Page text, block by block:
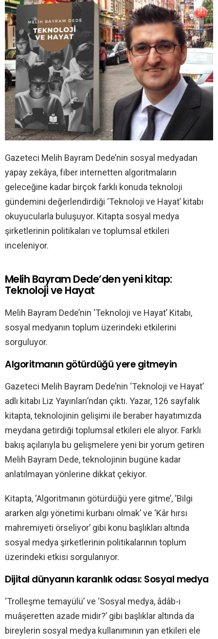
Gazeteci Melih Bayram Dede’nin sosyal medyadan
yapay zekâya, fiber internetten algoritmaların
geleceğine kadar birçok farklı konuda teknoloji
gündemini değerlendirdiği ‘Teknoloji ve Hayat’ kitabı
okuyucularla buluşuyor. Kitapta sosyal medya
şirketlerinin politikaları ve toplumsal etkileri
inceleniyor.
Melih Bayram Dede’den yeni kitap:
Teknoloji ve Hayat
Melih Bayram Dede’nin ‘Teknoloji ve Hayat’ Kitabı,
sosyal medyanın toplum üzerindeki etkilerini
sorguluyor.
Algoritmanın götürdüğü yere gitmeyin
Gazeteci Melih Bayram Dede’nin ‘Teknoloji ve Hayat’
adlı kitabı Liz Yayınları’ndan çıktı. Yazar, 126 sayfalık
kitapta, teknolojinin gelişimi ile beraber hayatımızda
meydana getirdiği toplumsal etkileri ele alıyor. Farklı
bakış açılarıyla bu gelişmelere yeni bir yorum getiren
Melih Bayram Dede, teknolojinin bugüne kadar
anlatılmayan yönlerine dikkat çekiyor.
Kitapta, ‘Algoritmanın götürdüğü yere gitme’, ‘Bilgi
ararken algı yönetimi kurbanı olmak’ ve ‘Kâr hırsı
mahremiyeti örseliyor’ gibi konu başlıkları altında
sosyal medya şirketlerinin politikalarının toplum
üzerindeki etkisi sorgulanıyor.
Dijital dünyanın karanlık odası: Sosyal medya
‘Trolleşme temayülü’ ve ‘Sosyal medya, âdâb-ı
muâşeretten azade midir?’ gibi başlıklar altında da
bireylerin sosyal medya kullanımının yan etkileri ele